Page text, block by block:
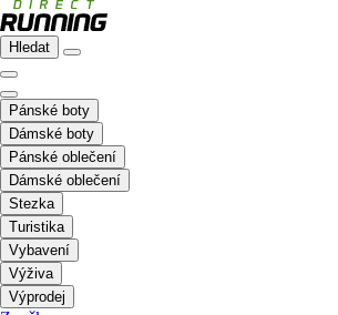
Hledat
Pánské boty
Dámské boty
Pánské oblečení
Dámské oblečení
Stezka
Turistika
Vybavení
Výživa
Výprodej